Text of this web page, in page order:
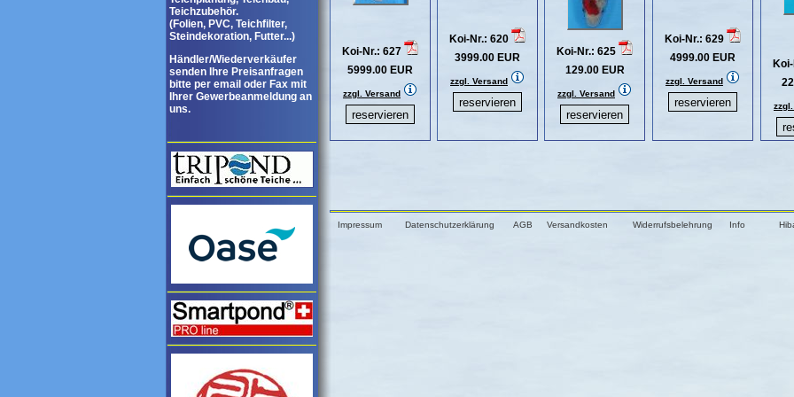
Teichzubehör.
(Folien, PVC, Teichfilter,
Steindekoration, Futter...)
Händler/Wiederverkäufer
senden Ihre Preisanfragen
bitte per email oder Fax mit
Ihrer Gewerbeanmeldung an
uns.
Koi-Nr.: 627
5999.00 EUR
zzgl. Versand
Koi-Nr.: 620
3999.00 EUR
zzgl. Versand
Koi-Nr.: 625
129.00 EUR
zzgl. Versand
Koi-Nr.: 629
4999.00 EUR
zzgl. Versand
Impressum Datenschutzerklärung AGB Versandkosten Widerrufsbelehrung Info